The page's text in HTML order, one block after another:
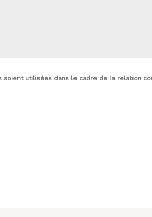
utilisées dans le cadre de la relation